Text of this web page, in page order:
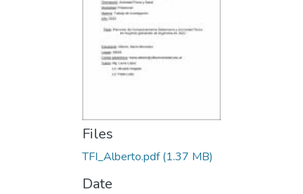
Files
TFI_Alberto.pdf(1.37 MB)
Date